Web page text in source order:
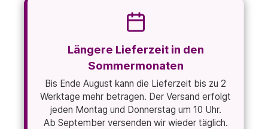
Längere Lieferzeit in den
Sommermonaten
Bis Ende August kann die Lieferzeit bis zu 2
Werktage mehr betragen. Der Versand erfolgt
jeden Montag und Donnerstag um 10 Uhr.
Ab September versenden wir wieder täglich.